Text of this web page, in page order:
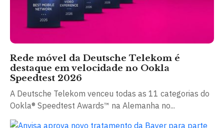
Rede móvel da Deutsche Telekom é
destaque em velocidade no Ookla
Speedtest 2026
A Deutsche Telekom venceu todas as 11 categorias do
Ookla® Speedtest Awards™ na Alemanha no...